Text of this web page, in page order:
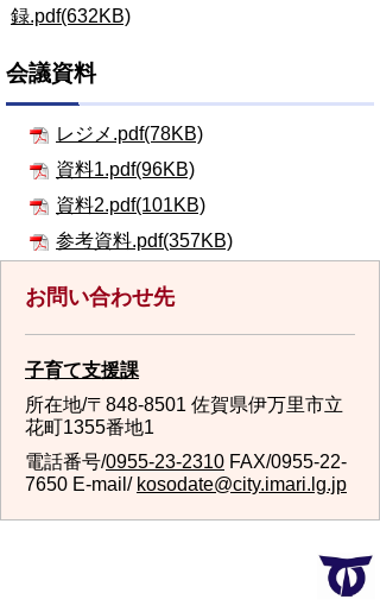
録.pdf(632KB)
会議資料
レジメ.pdf(78KB)
資料1.pdf(96KB)
資料2.pdf(101KB)
参考資料.pdf(357KB)
お問い合わせ先
子育て支援課
所在地/〒848-8501 佐賀県伊万里市立
花町1355番地1
電話番号/0955-23-2310 FAX/0955-22-
7650 E-mail/ kosodate@city.imari.lg.jp